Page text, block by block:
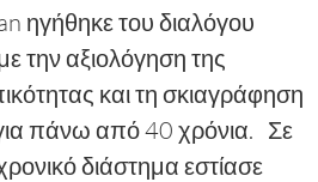
ηγήθηκε του διαλόγου
την αξιολόγηση της
και τη σκιαγράφηση
πάνω από 40 χρόνια. Σε
διάστημα εστίασε